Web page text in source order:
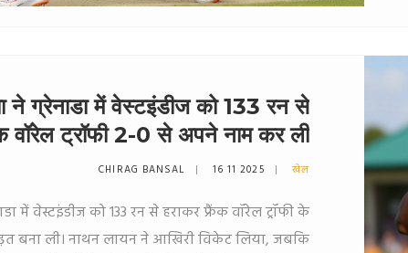
ने ग्रेनाडा में वेस्टइंडीज को 133 रन से
वॉरेल ट्रॉफी 2-0 से अपने नाम कर ली
CHIRAG BANSAL 16 11 2025 खेल
में वेस्टइंडीज को 133 रन से हराकर फ्रैंक वॉरेल ट्रॉफी के
बना ली। नाथन लायन ने आखिरी विकेट लिया, जबकि